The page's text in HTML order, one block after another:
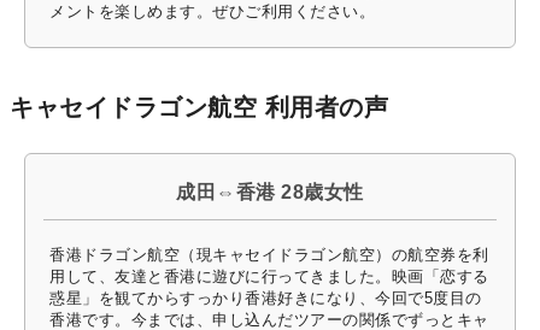
メントを楽しめます。ぜひご利用ください。
キャセイドラゴン航空 利用者の声
成田⇔香港 28歳女性
香港ドラゴン航空（現キャセイドラゴン航空）の航空券を利
用して、友達と香港に遊びに行ってきました。映画「恋する
惑星」を観てからすっかり香港好きになり、今回で5度目の
香港です。今までは、申し込んだツアーの関係でずっとキャ